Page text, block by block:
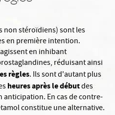
stéroïdiens) sont les
en première intention.
en inhibant
réduisant ainsi
règles. Ils sont d'autant plus
heures après le débutdes
En cas de contre-
constitue une alternative.